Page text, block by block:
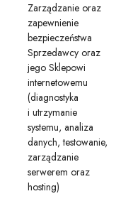
Zarządzanie oraz
zapewnienie
bezpieczeństwa
Sprzedawcy oraz
jego Sklepowi
internetowemu
(diagnostyka
i utrzymanie
systemu, analiza
danych, testowanie,
zarządzanie
serwerem oraz
hosting)